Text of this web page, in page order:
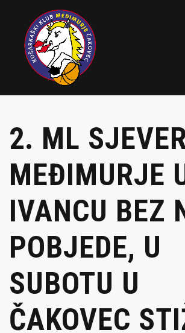
2. ML
MEĐIMURJE
IVANCU BEZ
POBJEDE, U
SUBOTU U
ČAKOVEC